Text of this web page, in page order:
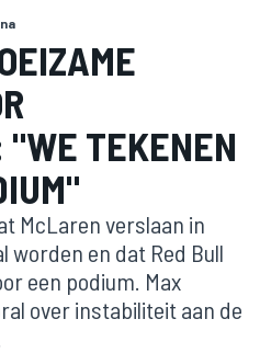
TEKENEN
McLaren verslaan in
worden en dat Red Bull
een podium. Max
over instabiliteit aan de